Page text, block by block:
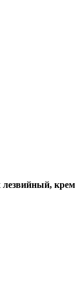
лезвийный, крем